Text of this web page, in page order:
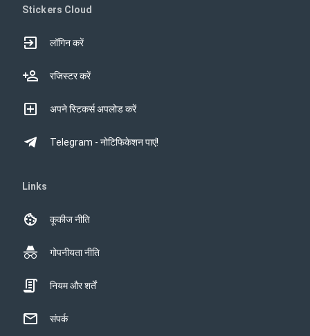
Stickers Cloud
लॉगिन करें
रजिस्टर करें
अपने स्टिकर्स अपलोड करें
Telegram - नोटिफिकेशन पाएं!
Links
कूकीज नीति
गोपनीयता नीति
नियम और शर्तें
संपर्क